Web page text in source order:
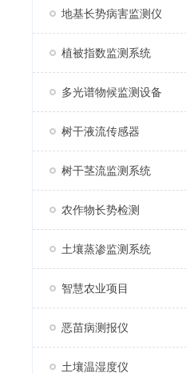
地基长势病害监测仪
植被指数监测系统
多光谱物候监测设备
树干液流传感器
树干茎流监测系统
农作物长势检测
土壤蒸渗监测系统
智慧农业项目
恶苗病测报仪
土壤温湿度仪